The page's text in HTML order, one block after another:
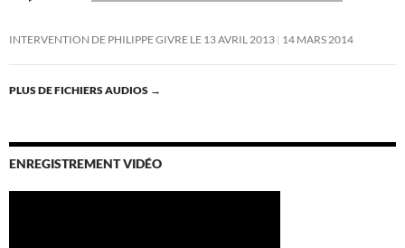
INTERVENTION DE PHILIPPE GIVRE LE 13 AVRIL 2013 14 MARS 2014
PLUS DE FICHIERS AUDIOS →
ENREGISTREMENT VIDÉO